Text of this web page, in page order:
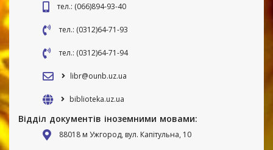
тел.: (066)894-93-40
тел.: (0312)64-71-93
тел.: (0312)64-71-94
libr@ounb.uz.ua
biblioteka.uz.ua
Відділ документів іноземними мовами:
88018 м Ужгород, вул. Капітульна, 10